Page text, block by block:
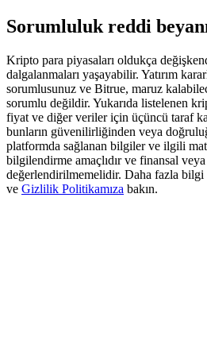
Deposit CASHCAT & Win
Share 500000 CASHCAT prize
Exclusive for BitMart Users
Register & Trade to Win
Sorumluluk reddi
Kripto para piyasaları oldukça
dalgalanmaları yaşayabilir. Yatırım
sorumlusunuz ve Bitrue, maruz
sorumlu değildir. Yukarıda listelenen
fiyat ve diğer veriler için üçüncü taraf
bunların güvenilirliğinden veya
platformda sağlanan bilgiler ve ilgili
bilgilendirme amaçlıdır ve finansal
değerlendirilmemelidir. Daha fazla bilgi
ve Gizlilik Politikamıza bakın.